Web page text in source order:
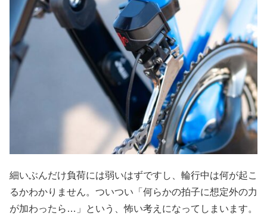
細いぶんだけ負荷には弱いはずですし、輪行中は何が起こ
るかわかりません。ついつい「何らかの拍子に想定外の力
が加わったら…」という、怖い考えになってしまいます。